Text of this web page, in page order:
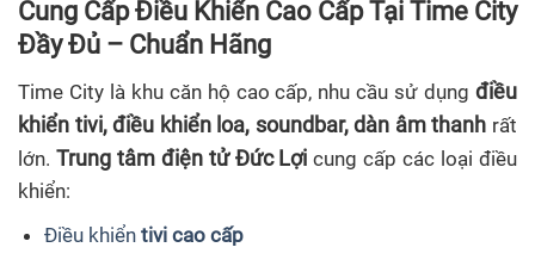
Cung Cấp Điều Khiển Cao Cấp Tại Time City
Đầy Đủ – Chuẩn Hãng
Time City là khu căn hộ cao cấp, nhu cầu sử dụng điều
khiển tivi, điều khiển loa, soundbar, dàn âm thanh rất
lớn. Trung tâm điện tử Đức Lợi cung cấp các loại điều
khiển:
Điều khiểntivi cao cấp